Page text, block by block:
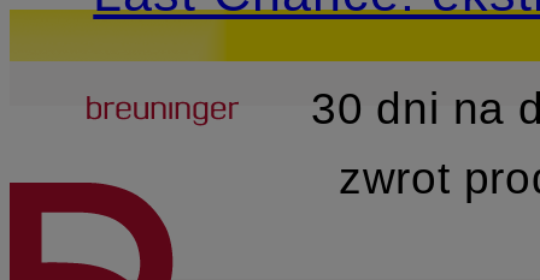
PRZEJDŹ DO GŁÓWNEJ
Breuninger
30 dni na
zwrot